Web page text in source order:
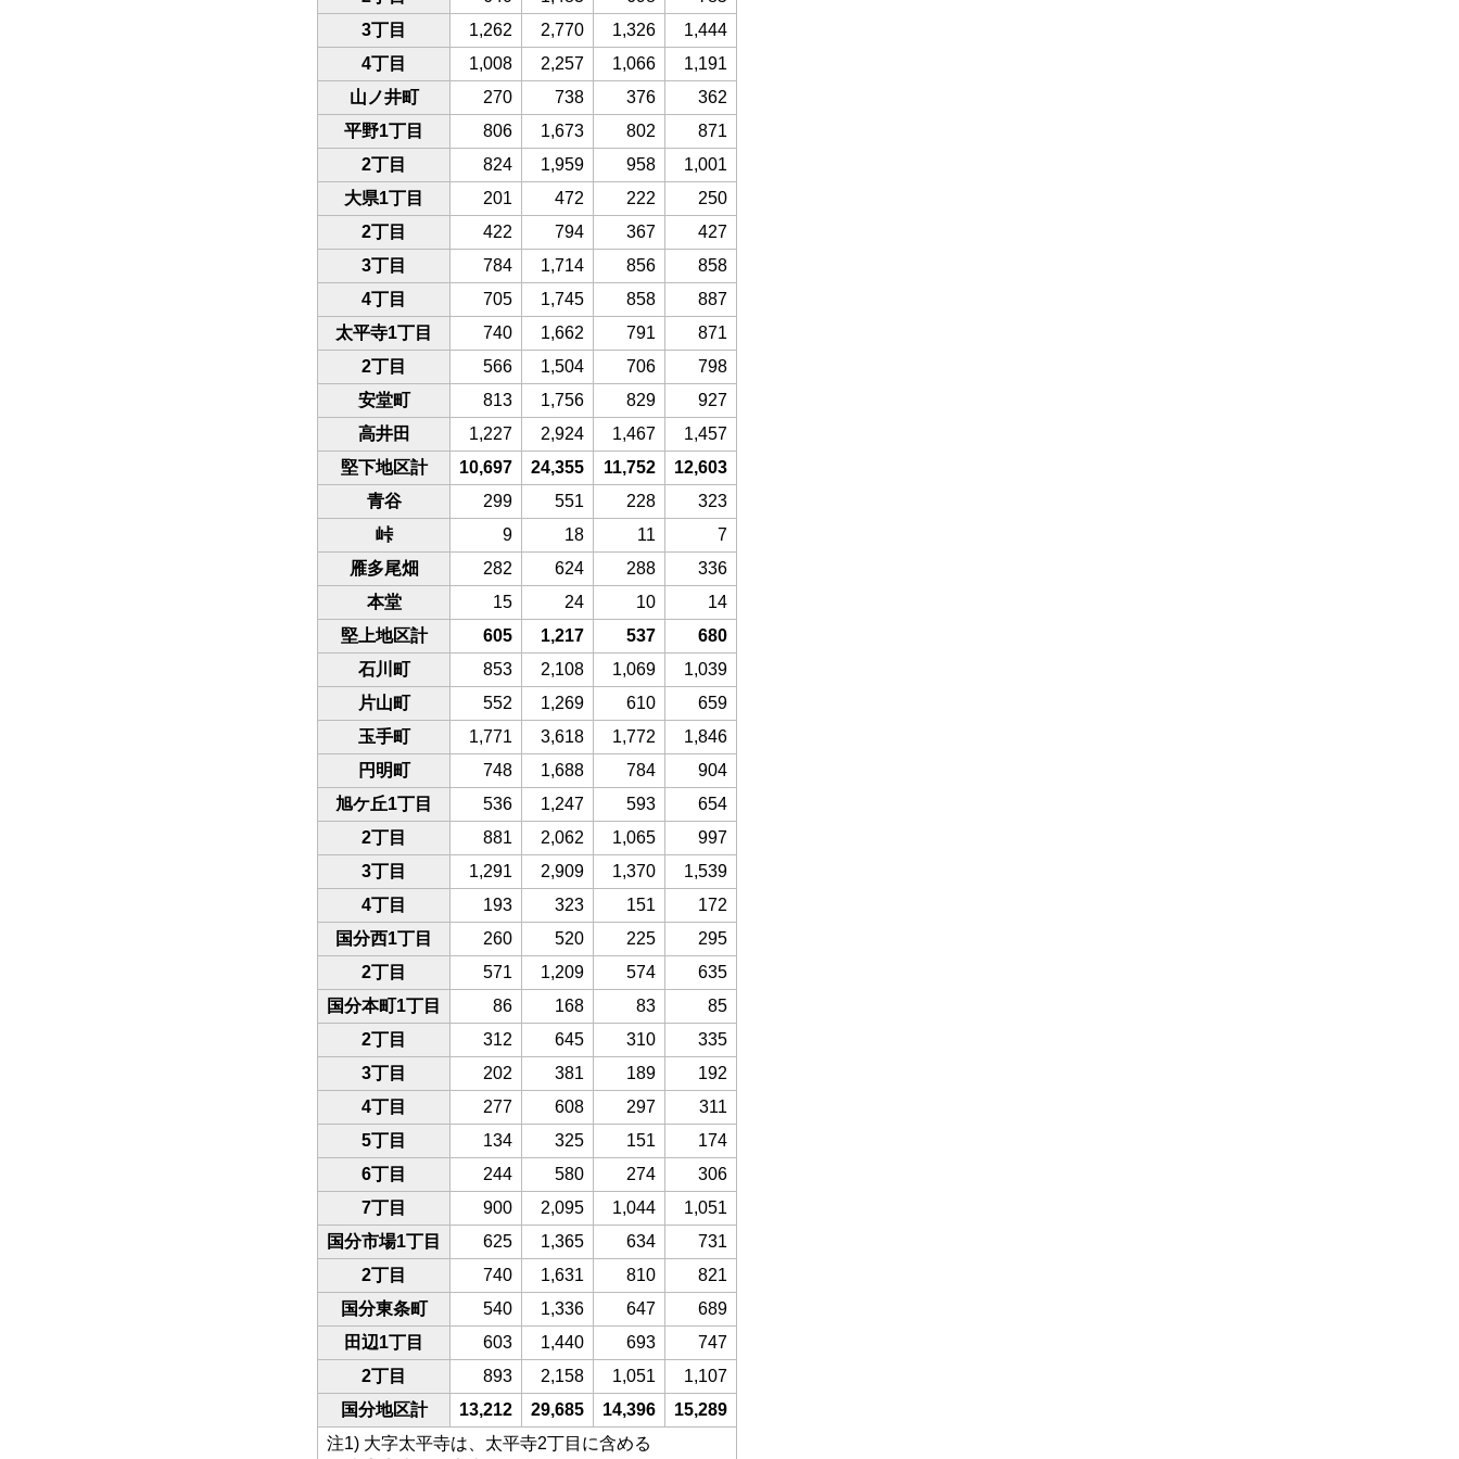
3丁目
1,262 2,770 1,326
1,444
4丁目
1,008 2,257 1,066
1,191
山ノ井町
270 738 376
362
平野1丁目
806 1,673 802
871
2丁目
824 1,959 958
1,001
大県1丁目
201 472 222
250
2丁目
422 794 367
427
3丁目
784 1,714 856
858
4丁目
705 1,745 858
887
太平寺1丁目
740 1,662 791
871
2丁目
566 1,504 706
798
安堂町
813 1,756 829
927
高井田
1,227 2,924 1,467
1,457
堅下地区計
10,697 24,355 11,752
12,603
青谷
299 551 228
323
峠
9 18 11
7
雁多尾畑
282 624 288
336
本堂
15 24 10
14
堅上地区計
605 1,217 537
680
石川町
853 2,108 1,069
1,039
片山町
552 1,269 610
659
玉手町
1,771 3,618 1,772
1,846
円明町
748 1,688 784
904
旭ケ丘1丁目
536 1,247 593
654
2丁目
881 2,062 1,065
997
3丁目
1,291 2,909 1,370
1,539
4丁目
193 323 151
172
国分西1丁目
260 520 225
295
2丁目
571 1,209 574
635
国分本町1丁目
86 168 83
85
2丁目
312 645 310
335
3丁目
202 381 189
192
4丁目
277 608 297
311
5丁目
134 325 151
174
6丁目
244 580 274
306
7丁目
900 2,095 1,044
1,051
国分市場1丁目
625 1,365 634
731
2丁目
740 1,631 810
821
国分東条町
540 1,336 647
689
田辺1丁目
603 1,440 693
747
2丁目
893 2,158 1,051
1,107
国分地区計
13,212 29,685 14,396
15,289
注1) 大字太平寺は、太平寺2丁目に含める